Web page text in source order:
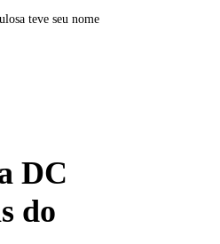
teve seu nome
DC
do